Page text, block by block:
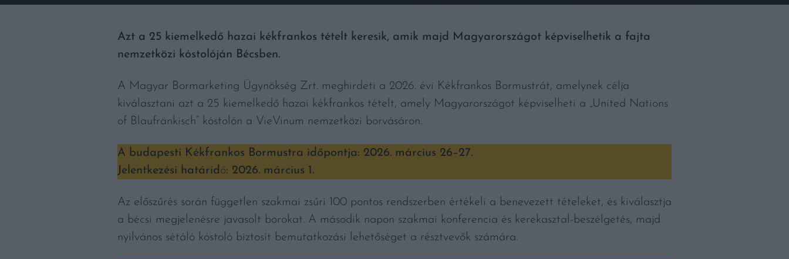
Azt a 25 kiemelkedő hazai kékfrankos tételt keresik, amik majd Magyarországot képviselhetik a fajta
nemzetközi kóstolóján Bécsben.
A Magyar Bormarketing Ügynökség Zrt. meghirdeti a 2026. évi Kékfrankos Bormustrát, amelynek célja
kiválasztani azt a 25 kiemelkedő hazai kékfrankos tételt, amely Magyarországot képviselheti a „United Nations
of Blaufränkisch” kóstolón a VieVinum nemzetközi borvásáron.
A budapesti Kékfrankos Bormustra időpontja: 2026. március 26–27.
Jelentkezési határidő: 2026. március 1.
Az előszűrés során független szakmai zsűri 100 pontos rendszerben értékeli a benevezett tételeket, és kiválasztja
a bécsi megjelenésre javasolt borokat. A második napon szakmai konferencia és kerekasztal-beszélgetés, majd
nyilvános sétáló kóstoló biztosít bemutatkozási lehetőséget a résztvevők számára.